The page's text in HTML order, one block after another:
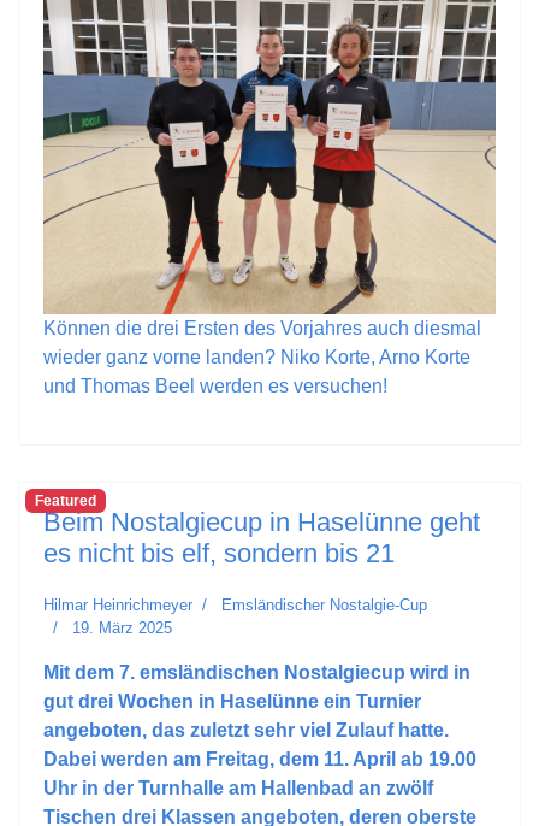
Können die drei Ersten des Vorjahres auch diesmal
wieder ganz vorne landen? Niko Korte, Arno Korte
und Thomas Beel werden es versuchen!
Featured
Beim Nostalgiecup in Haselünne geht
es nicht bis elf, sondern bis 21
Hilmar Heinrichmeyer
Emsländischer Nostalgie-Cup
19. März 2025
Mit dem 7. emsländischen Nostalgiecup wird in
gut drei Wochen in Haselünne ein Turnier
angeboten, das zuletzt sehr viel Zulauf hatte.
Dabei werden am Freitag, dem 11. April ab 19.00
Uhr in der Turnhalle am Hallenbad an zwölf
Tischen drei Klassen angeboten, deren oberste